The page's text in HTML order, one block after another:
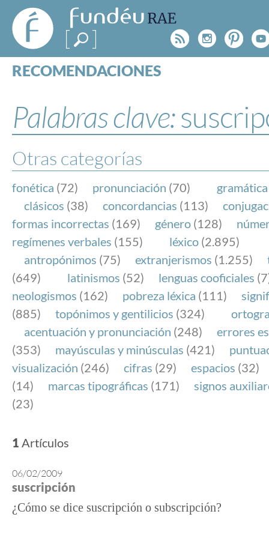
FundéuRAE
- Fundación
del Español
Urgente
Rss
RECOMENDACIONES
ESPECIALES
BLOG
NOTICIAS
SOBRE LA FUNDÉURAE
FundéuRAE es una fundación patrocinada por la
y la Real Academia Española, cuyo objetivo es
el buen uso del español en los medios de
Internet.
Palabras clave:
Otras categorías
fonética (72) pronunciación (70) gramática
clásicos (38) concordancias (113)
formas incorrectas (169) género (128)
regímenes verbales (155) léxico (2.895)
antropónimos (75) extranjerismos (1.255)
(649)
latinismos (52) lenguas cooficiales
neologismos (162) pobreza léxica (111)
(885)
topónimos y gentilicios (324)
acentuación y pronunciación (248)
errores
(353)
mayúsculas y minúsculas (421)
visualización (246) cifras (29) espacios (32)
(14)
marcas tipográficas (171)
signos
(23)
1 Artículos
06/02/2009
suscripción
¿Cómo se dice suscripción o subscripción?